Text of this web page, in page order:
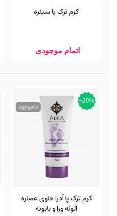
کرم ترک پا سینره
اتمام موجودی
‎−20%
ناموجود
کرم ترک پا آدرا حاوی عصاره
آلوئه ورا و بابونه